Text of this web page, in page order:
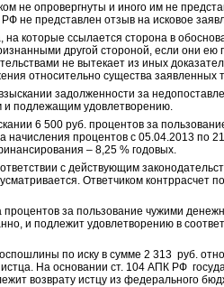
не опровергнуты и иного им не
не представлен отзыв на исковое
которые ссылается сторона в
другой стороной, если они ею
не вытекает из иных
относительно существа заявленных
задолженности за
и подлежащим удовлетворению.
6 500 руб. процентов за
процентов с 05.04.2013 по
– 8,25 % годовых.
с действующим
Ответчиком контррасчет
процентов за пользование чужими
и подлежит удовлетворению в
по иску в сумме 2 313 руб.
На основании ст. 104 АПК РФ
возврату истцу из федерального